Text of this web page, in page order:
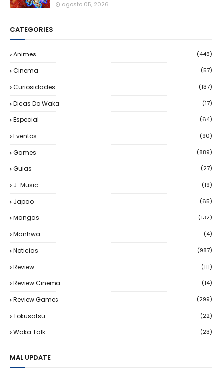
agosto 05, 2026
CATEGORIES
Animes (448)
Cinema (57)
Curiosidades (137)
Dicas Do Waka (17)
Especial (64)
Eventos (90)
Games (889)
Guias (27)
J-Music (19)
Japao (65)
Mangas (132)
Manhwa (4)
Noticias (987)
Review (111)
Review Cinema (14)
Review Games (299)
Tokusatsu (22)
Waka Talk (23)
MAL UPDATE